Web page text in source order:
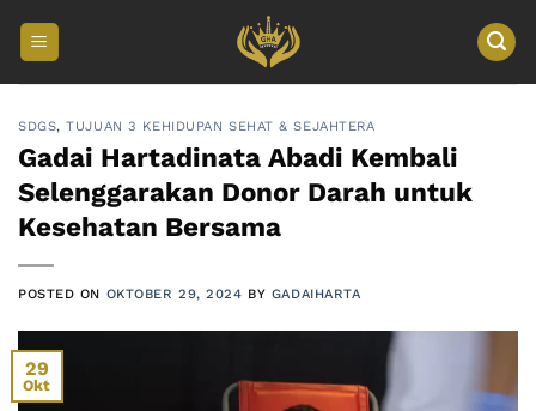
SDGS,TUJUAN 3 KEHIDUPAN SEHAT & SEJAHTERA
Gadai Hartadinata Abadi Kembali
Selenggarakan Donor Darah untuk
Kesehatan Bersama
POSTED ON OKTOBER 29, 2024 BY GADAIHARTA
29
Okt